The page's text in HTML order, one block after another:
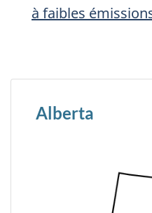
à faibles
Alberta